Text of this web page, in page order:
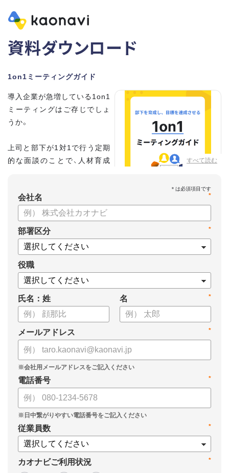
資料ダウンロード
1on1ミーティングガイド
すべて読む
導入企業が急増している1on1
ミーティングはご存じでしょ
うか。
上司と部下が1対1で行う定期
的な面談のことで、人材育成
こちらの資料では、
・1on1とは何か？
・1on1の基本的なやり方
・ 1on1 の基本アジェンダと質問例
についてまとめましたので、ぜひお役立てください。
*
会社名
*
部署区分
役職
氏名：姓 *
名
*
メールアドレス
*
電話番号
*
従業員数
*
カオナビご利用状況